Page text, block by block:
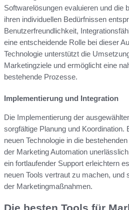
Softwarelösungen evaluieren und die
ihren individuellen Bedürfnissen
Benutzerfreundlichkeit,
eine entscheidende Rolle bei dieser
Technologie unterstützt die
Marketingziele und ermöglicht eine
bestehende Prozesse.
Implementierung und Integration
Die Implementierung der
sorgfältige Planung und Koordination.
neuen Technologie in die
der Marketing Automation
ein fortlaufender Support erleichtern
neuen Tools vertraut zu machen, und
der Marketingmaßnahmen.